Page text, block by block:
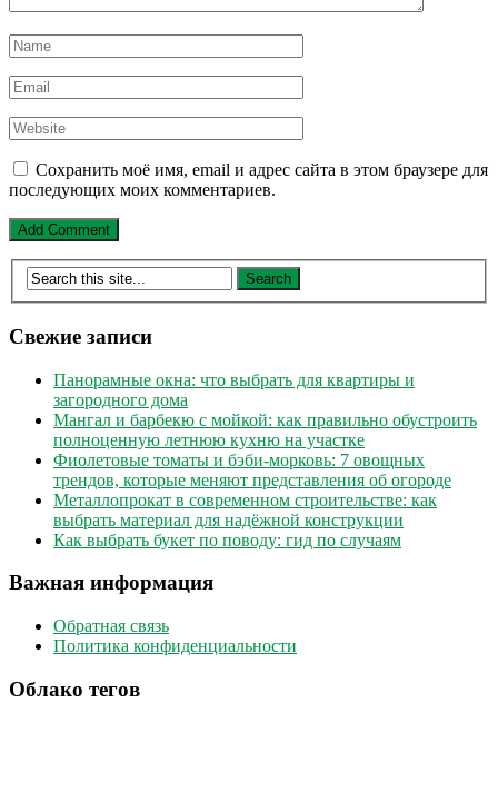
Сохранить моё имя, email и адрес сайта в этом браузере для
последующих моих комментариев.
Свежие записи
Панорамные окна: что выбрать для квартиры и
загородного дома
Мангал и барбекю с мойкой: как правильно обустроить
полноценную летнюю кухню на участке
Фиолетовые томаты и бэби-морковь: 7 овощных
трендов, которые меняют представления об огороде
Металлопрокат в современном строительстве: как
выбрать материал для надёжной конструкции
Как выбрать букет по поводу: гид по случаям
Важная информация
Обратная связь
Политика конфиденциальности
Облако тегов